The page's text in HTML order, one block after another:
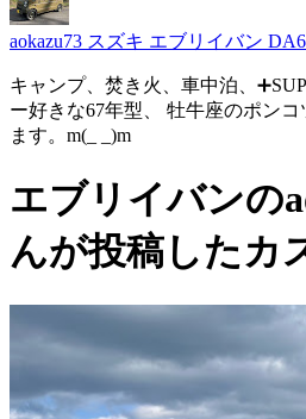
aokazu73 スズキ エブリイバン
キャンプ、焚き火、車中泊、
ー好きな67年型、 牡牛座のポン
ます。m(_ _)m
エブリイバンの
んが投稿したカ